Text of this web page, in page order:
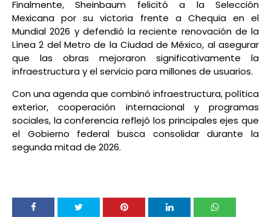
Finalmente, Sheinbaum felicitó a la Selección
Mexicana por su victoria frente a Chequia en el
Mundial 2026 y defendió la reciente renovación de la
Línea 2 del Metro de la Ciudad de México, al asegurar
que las obras mejoraron significativamente la
infraestructura y el servicio para millones de usuarios.
Con una agenda que combinó infraestructura, política
exterior, cooperación internacional y programas
sociales, la conferencia reflejó los principales ejes que
el Gobierno federal busca consolidar durante la
segunda mitad de 2026.